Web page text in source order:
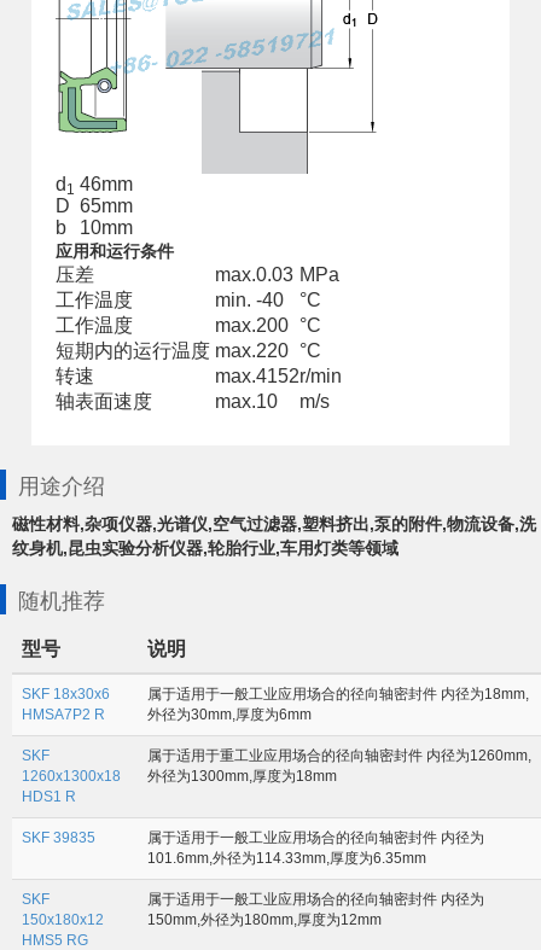
d 1 46mm
D 65mm
b
10mm
应用和运行条件
压差 max.0.03 MPa
工作温度
min. -40
°C
工作温度
max.200 °C
短期内的运行温度 max.220 °C
转速
max.4152r/min
轴表面速度
max.10 m/s
用途介绍
磁性材料,杂项仪器,光谱仪,空气过滤器,塑料挤出,泵的附件,物流设备,洗
纹身机,昆虫实验分析仪器,轮胎行业,车用灯类等领域
随机推荐
型号 说明
SKF 18x30x6
HMSA7P2 R
属于适用于一般工业应用场合的径向轴密封件 内径为18mm,
外径为30mm,厚度为6mm
SKF
1260x1300x18
HDS1 R
属于适用于重工业应用场合的径向轴密封件 内径为1260mm,
外径为1300mm,厚度为18mm
SKF 39835
属于适用于一般工业应用场合的径向轴密封件 内径为
101.6mm,外径为114.33mm,厚度为6.35mm
SKF
150x180x12
HMS5 RG
属于适用于一般工业应用场合的径向轴密封件 内径为
150mm,外径为180mm,厚度为12mm